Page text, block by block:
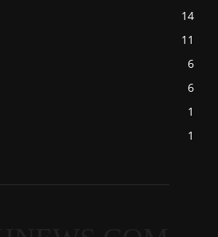
14
11
6
6
1
1